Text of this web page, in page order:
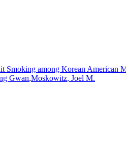
Smoking among Korean American
Gwan,Moskowitz, Joel M.